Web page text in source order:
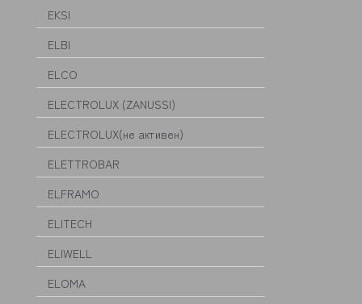
EKSI
ELBI
ELCO
ELECTROLUX (ZANUSSI)
ELECTROLUX(не активен)
ELETTROBAR
ELFRAMO
ELITECH
ELIWELL
ELOMA